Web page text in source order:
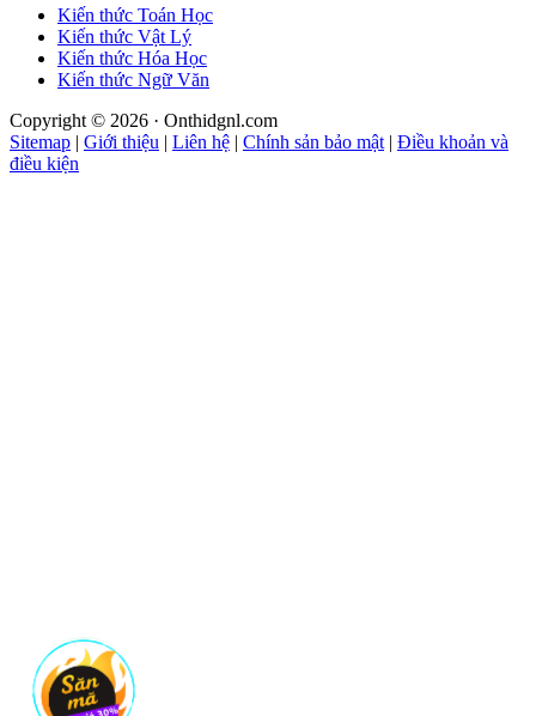
Kiến thức Toán Học
Kiến thức Vật Lý
Kiến thức Hóa Học
Kiến thức Ngữ Văn
Copyright © 2026 · Onthidgnl.com
Sitemap
Giới thiệu Liên hệ Chính sản bảo mật| Điều khoản và
điều kiện